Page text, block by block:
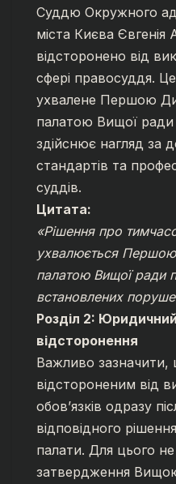
Суддю Окружного
міста Києва
відсторонено від
сфері правосуддя.
ухвалене Першою
палатою Вищої ради
здійснює нагляд за
стандартів та
суддів.
Цитата:
«Рішення про
ухвалюється
палатою Вищої ради
встановлених
Розділ 2:
відсторонення
Важливо зазначити,
відстороненим від
обов’язків одразу
відповідного
палати. Для цього
затвердження